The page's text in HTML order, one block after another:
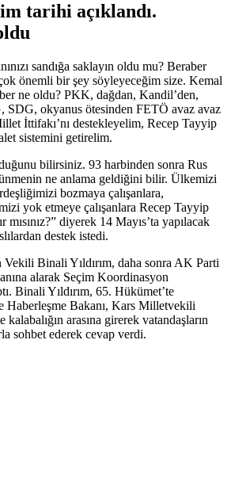
tarihi açıklandı.
sandığa saklayın oldu mu? Beraber
önemli bir şey söyleyeceğim size. Kemal
ne oldu? PKK, dağdan, Kandil’den,
SDG, okyanus ötesinden FETÖ avaz avaz
İttifakı’nı destekleyelim, Recep Tayyip
sistemini getirelim.
bilirsiniz. 93 harbinden sonra Rus
ne anlama geldiğini bilir. Ülkemizi
bozmaya çalışanlara,
yok etmeye çalışanlara Recep Tayyip
mısınız?” diyerek 14 Mayıs’ta yapılacak
destek istedi.
Binali Yıldırım, daha sonra AK Parti
alarak Seçim Koordinasyon
Binali Yıldırım, 65. Hükümet’te
Haberleşme Bakanı, Kars Milletvekili
arasına girerek vatandaşların
sohbet ederek cevap verdi.